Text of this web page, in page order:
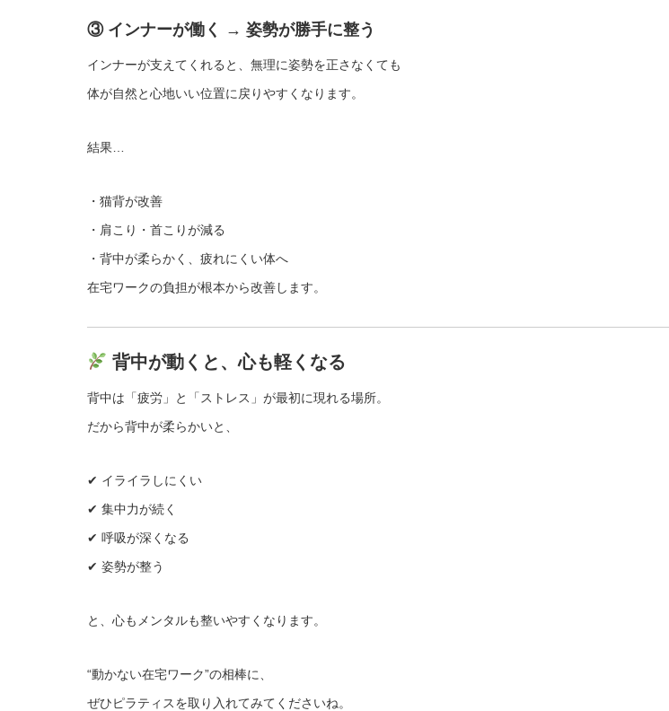
③ インナーが働く → 姿勢が勝手に整う
インナーが支えてくれると、無理に姿勢を正さなくても
体が自然と心地いい位置に戻りやすくなります。
結果…
・猫背が改善
・肩こり・首こりが減る
・背中が柔らかく、疲れにくい体へ
在宅ワークの負担が根本から改善します。
背中が動くと、心も軽くなる
背中は「疲労」と「ストレス」が最初に現れる場所。
だから背中が柔らかいと、
✔ イライラしにくい
✔ 集中力が続く
✔ 呼吸が深くなる
✔ 姿勢が整う
と、心もメンタルも整いやすくなります。
“動かない在宅ワーク”の相棒に、
ぜひピラティスを取り入れてみてくださいね。